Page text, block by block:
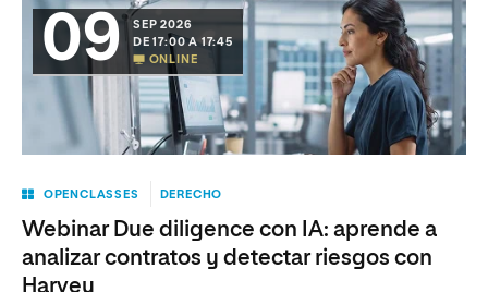
09
SEP 2026
DE 17:00 A 17:45
ONLINE
OPENCLASSES DERECHO
Webinar Due diligence con IA: aprende a
analizar contratos y detectar riesgos con
Harvey